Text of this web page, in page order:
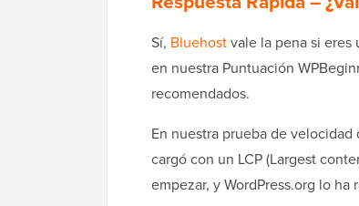
Sí, Bluehostvale la pena si
en nuestra Puntuación
recomendados.
En nuestra prueba de
cargó con un LCP (Largest
empezar, y WordPress.org lo